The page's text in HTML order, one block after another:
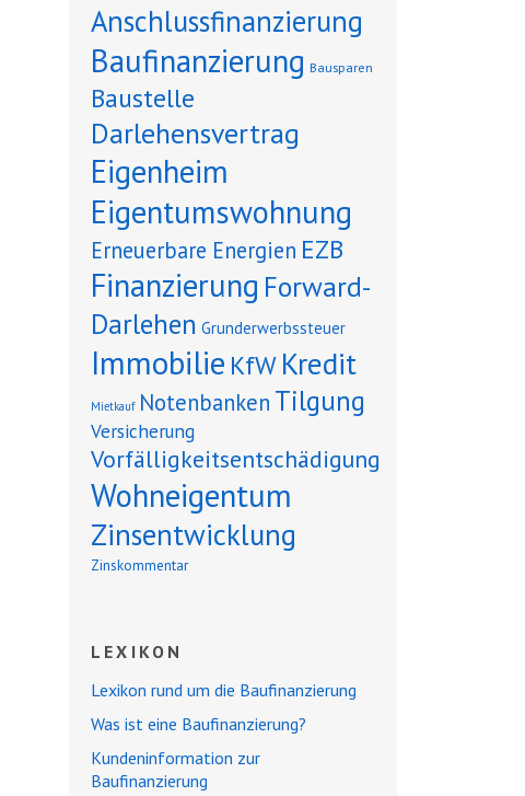
Anschlussfinanzierung
Baufinanzierung Bausparen
Baustelle
Darlehensvertrag
Eigenheim
Eigentumswohnung
Erneuerbare Energien EZB
Finanzierung Forward-
Darlehen Grunderwerbssteuer
Immobilie KfWKredit
Mietkauf Notenbanken Tilgung
Versicherung
Vorfälligkeitsentschädigung
Wohneigentum
Zinsentwicklung
Zinskommentar
LEXIKON
Lexikon rund um die Baufinanzierung
Was ist eine Baufinanzierung?
Kundeninformation zur
Baufinanzierung